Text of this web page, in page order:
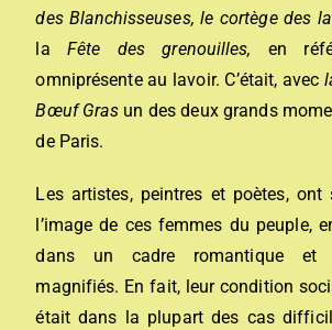
des Blanchisseuses, le cortège des
la Fête des grenouilles, en
omniprésente au lavoir. C’était, avec
Bœuf Grasun des deux grands
de Paris.
Les artistes, peintres et poètes, ont
l’image de ces femmes du peuple,
dans un cadre romantique et
magnifiés. En fait, leur condition
était dans la plupart des cas